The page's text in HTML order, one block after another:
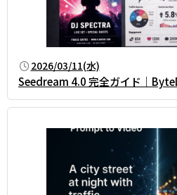
2026/03/11(水)
Seedream 4.0 完全ガイド｜